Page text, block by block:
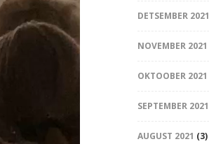
DETSEMBER 2021
NOVEMBER 2021
OKTOOBER 2021
SEPTEMBER 2021
AUGUST 2021 (3)